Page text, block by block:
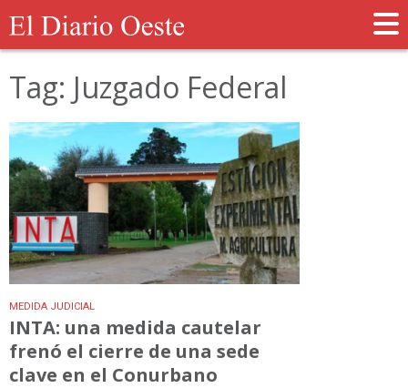
Tag: Juzgado Federal
MEDIDA JUDICIAL
INTA: una medida cautelar
frenó el cierre de una sede
clave en el Conurbano